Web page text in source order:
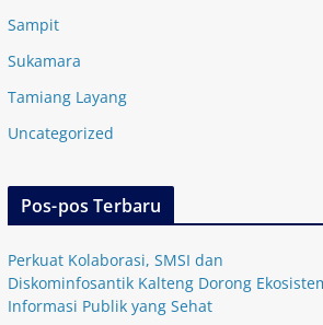
Sampit
Sukamara
Tamiang Layang
Uncategorized
Pos-pos Terbaru
Perkuat Kolaborasi, SMSI dan
Diskominfosantik Kalteng Dorong
Informasi Publik yang Sehat